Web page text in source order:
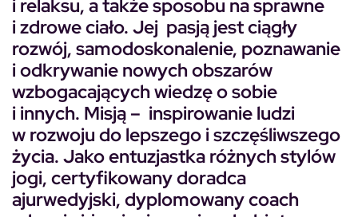
i relaksu, a także sposobu na sprawne
i zdrowe ciało. Jej pasją jest ciągły
rozwój, samodoskonalenie, poznawanie
i odkrywanie nowych obszarów
wzbogacających wiedzę o sobie
i innych. Misją – inspirowanie ludzi
w rozwoju do lepszego i szczęśliwszego
życia. Jako entuzjastka różnych stylów
jogi, certyfikowany doradca
ajurwedyjski, dyplomowany coach